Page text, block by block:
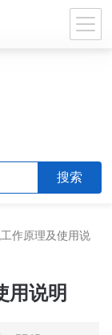
作原理及使用说
用说明